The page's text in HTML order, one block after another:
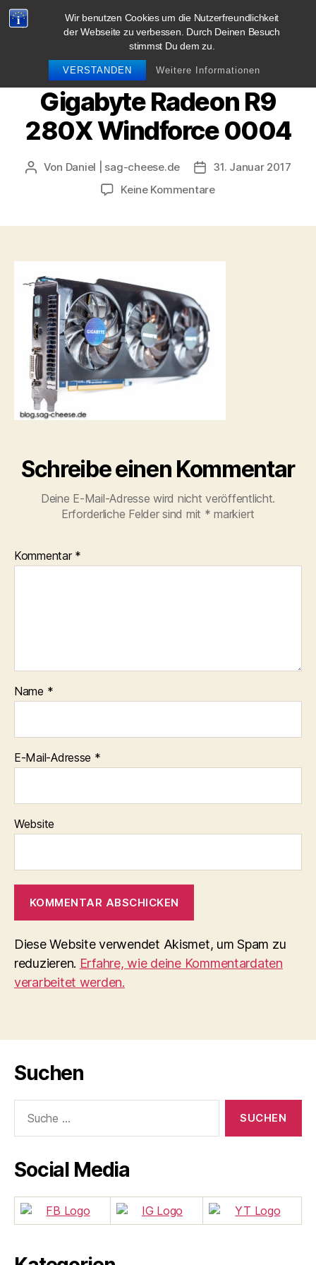
Wir benutzen Cookies um die Nutzerfreundlichkeit
der Webseite zu verbessen. Durch Deinen Besuch
stimmst Du dem zu.
VERSTANDEN Weitere Informationen
blog.sag-cheese.de
Gigabyte Radeon R9
280X Windforce 0004
Beitragsautor
Von Daniel | sag-cheese.de Beitragsdatum
31. Januar 2017
Keine Kommentarezu
Schreibe einen Kommentar
Deine E-Mail-Adresse wird nicht veröffentlicht.
Erforderliche Felder sind mit * markiert
Kommentar *
Name *
E-Mail-Adresse *
Website
Diese Website verwendet Akismet, um Spam zu
reduzieren. Erfahre, wie deine Kommentardaten
verarbeitet werden.
Suchen
nach:
Social Media